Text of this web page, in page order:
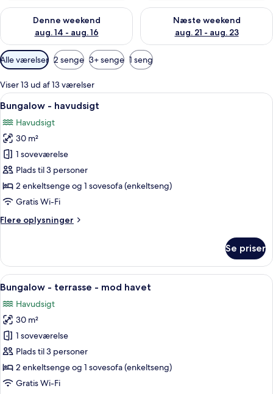
Denne weekend
aug. 14 - aug. 16
Tjek tilgængelighed for denne weekend aug. 14 - aug. 16
Næste weekend
aug. 21 - aug. 23
Tjek tilgængelighed for næste
Tilgængelige
filtre
for
værelser
Alle værelser 2 senge 3+ senge 1 seng
Viser 13 ud af 13 værelser
Indlæs
alle
billeder
af
Bungalow
-
havudsigt
En hyggelig stue med sofa,
5
Bungalow - havudsigt
Havudsigt
30 m²
1 soveværelse
Plads til 3 personer
2 enkeltsenge og 1 sovesofa (enkeltseng)
Gratis Wi-Fi
Flere oplysninger
Flere
-
havudsigt
Se priser
Indlæs
alle
billeder
af
Bungalow
-
terrasse
-
Et hotelværelse med en seng, to
7
Bungalow - terrasse - mod havet
Havudsigt
30 m²
1 soveværelse
Plads til 3 personer
2 enkeltsenge og 1 sovesofa (enkeltseng)
Gratis Wi-Fi